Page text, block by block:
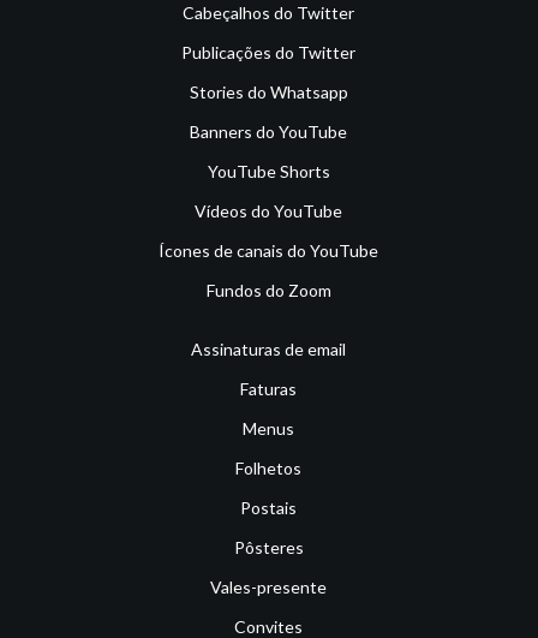
Cabeçalhos do Twitter
Publicações do Twitter
Stories do Whatsapp
Banners do YouTube
YouTube Shorts
Vídeos do YouTube
Ícones de canais do YouTube
Fundos do Zoom
Assinaturas de email
Faturas
Menus
Folhetos
Postais
Pôsteres
Vales-presente
Convites